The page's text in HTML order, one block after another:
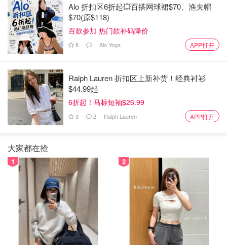
场地自行车
马术
击剑
足球
高尔夫
体操
艺术体操
蹦床
手球
曲棍球
柔道
Alo 折扣区6折起💥百搭网球裙$70、渔夫帽
$70(原$118)
百款参加 热门款补码降价
8 Alo Yoga APP打开
Ralph Lauren 折扣区上新补货！经典衬衫
$44.99起
6折起！马标短袖$26.99
3 2 Ralph Lauren APP打开
大家都在抢
1 2